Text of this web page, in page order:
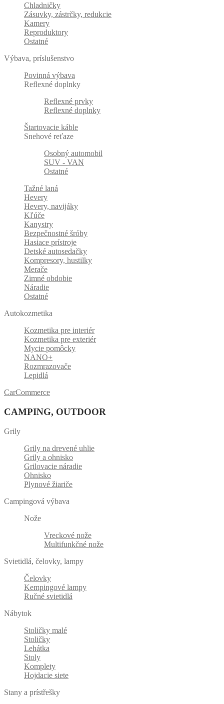
Chladničky
Zásuvky, zástrčky, redukcie
Kamery
Reproduktory
Ostatné
Výbava, príslušenstvo
Povinná výbava
Reflexné doplnky
Reflexné prvky
Reflexné doplnky
Štartovacie káble
Snehové reťaze
Osobný automobil
SUV - VAN
Ostatné
Tažné laná
Hevery
Hevery, navijáky
Kľúče
Kanystry
Bezpečnostné šróby
Hasiace prístroje
Detské autosedačky
Kompresory, hustilky
Merače
Zimné obdobie
Náradie
Ostatné
Autokozmetika
Kozmetika pre interiér
Kozmetika pre exteriér
Mycie pomôcky
NANO+
Rozmrazovače
Lepidlá
CarCommerce
CAMPING, OUTDOOR
Grily
Grily na drevené uhlie
Grily a ohnisko
Grilovacie náradie
Ohnisko
Plynové žiariče
Campingová výbava
Nože
Vreckové nože
Multifunkčné nože
Svietidlá, čelovky, lampy
Čelovky
Kempingové lampy
Ručné svietidlá
Nábytok
Stoličky malé
Stoličky
Lehátka
Stoly
Komplety
Hojdacie siete
Stany a prístřešky